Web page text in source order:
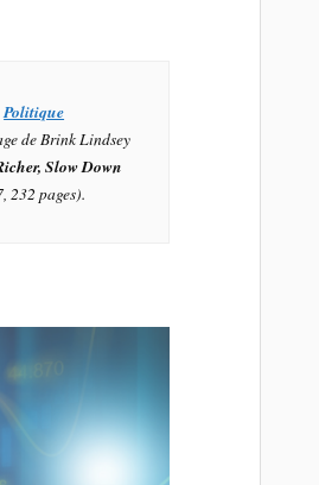
Politique
de Brink Lindsey
Slow Down
232 pages).